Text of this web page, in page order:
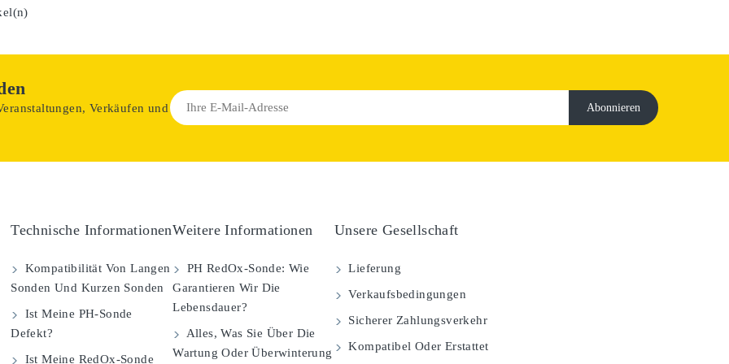
Verkäufen und
Technische Informationen
Kompatibilität Von Langen
Sonden Und Kurzen Sonden
Ist Meine PH-Sonde
Defekt?
Ist Meine RedOx-Sonde
Weitere Informationen
PH RedOx-Sonde: Wie
Garantieren Wir Die
Lebensdauer?
Alles, Was Sie Über Die
Wartung Oder Überwinterung
Unsere Gesellschaft
Lieferung
Verkaufsbedingungen
Sicherer Zahlungsverkehr
Kompatibel Oder Erstattet